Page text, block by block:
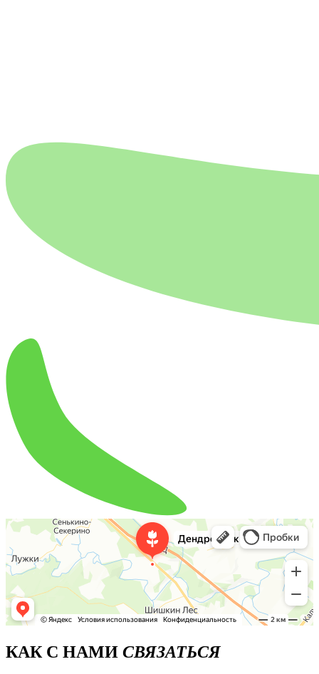
КАК С НАМИ СВЯЗАТЬСЯ